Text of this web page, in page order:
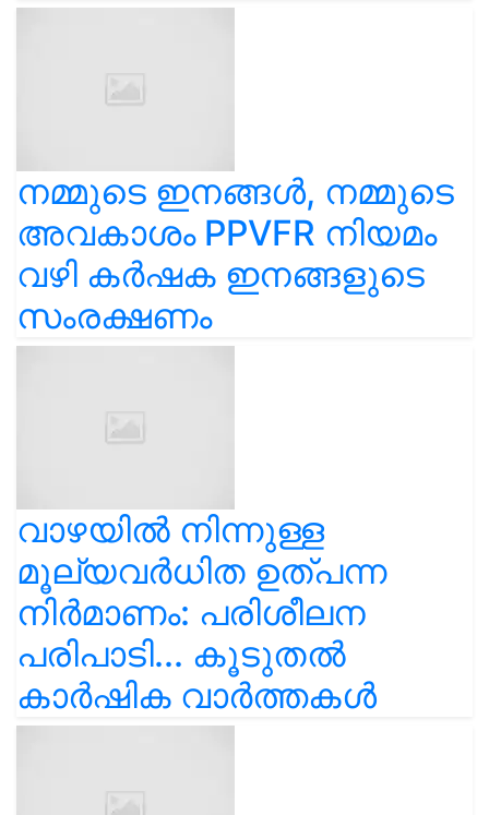
നമ്മുടെ ഇനങ്ങൾ, നമ്മുടെ
അവകാശം PPVFR നിയമം
വഴി കർഷക ഇനങ്ങളുടെ
സംരക്ഷണം
വാഴയിൽ നിന്നുള്ള
മൂല്യവർധിത ഉത്പന്ന
നിർമാണം: പരിശീലന
പരിപാടി... കൂടുതൽ
കാർഷിക വാർത്തകൾ